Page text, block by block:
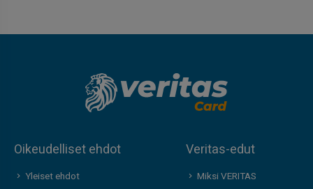
Oikeudelliset ehdot
Yleiset ehdot
Veritas-edut
Miksi VERITAS